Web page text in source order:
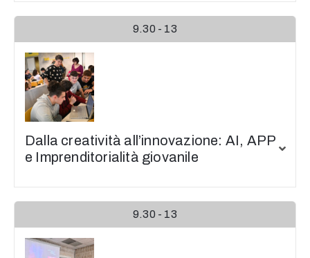
9.30 - 13
Dalla creatività all’innovazione: AI, APP
e Imprenditorialità giovanile
9.30 - 13